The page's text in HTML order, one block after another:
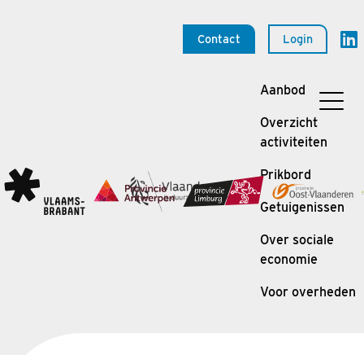
Contact Login
Aanbod
Overzicht
activiteiten
Prikbord
Getuigenissen
Over sociale
economie
Voor overheden